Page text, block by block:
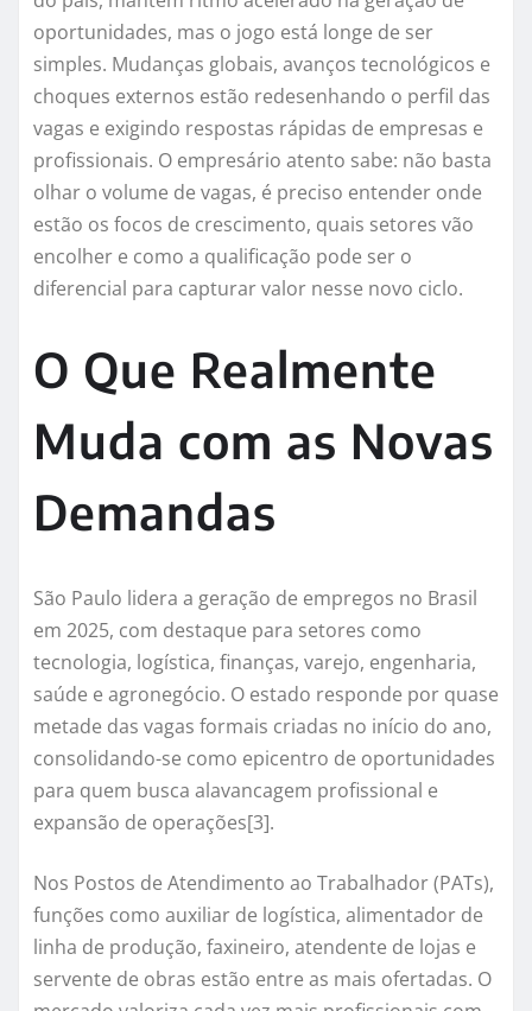
oportunidades, mas o jogo está longe de ser
simples. Mudanças globais, avanços tecnológicos e
choques externos estão redesenhando o perfil das
vagas e exigindo respostas rápidas de empresas e
profissionais. O empresário atento sabe: não basta
olhar o volume de vagas, é preciso entender onde
estão os focos de crescimento, quais setores vão
encolher e como a qualificação pode ser o
diferencial para capturar valor nesse novo ciclo.
O Que Realmente
Muda com as Novas
Demandas
São Paulo lidera a geração de empregos no Brasil
em 2025, com destaque para setores como
tecnologia, logística, finanças, varejo, engenharia,
saúde e agronegócio. O estado responde por quase
metade das vagas formais criadas no início do ano,
consolidando-se como epicentro de oportunidades
para quem busca alavancagem profissional e
expansão de operações[3].
Nos Postos de Atendimento ao Trabalhador (PATs),
funções como auxiliar de logística, alimentador de
linha de produção, faxineiro, atendente de lojas e
servente de obras estão entre as mais ofertadas. O